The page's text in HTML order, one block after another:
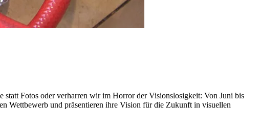
statt Fotos oder verharren wir im Horror der Visionslosigkeit: Von Juni bis
Wettbewerb und präsentieren ihre Vision für die Zukunft in visuellen